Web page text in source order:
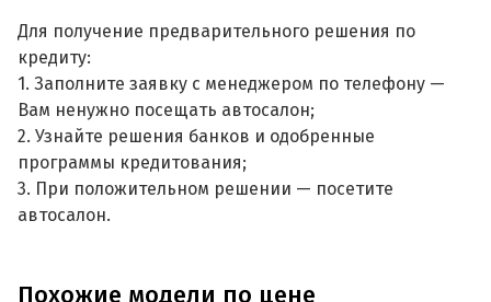
Для получение предварительного решения по
кредиту:
1. Заполните заявку с менеджером по телефону —
Вам ненужно посещать автосалон;
2. Узнайте решения банков и одобренные
программы кредитования;
3. При положительном решении — посетите
автосалон.
Похожие модели по цене